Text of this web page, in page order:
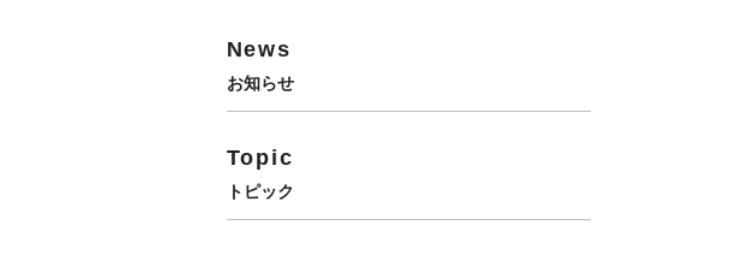
News
お知らせ
Topic
トピック